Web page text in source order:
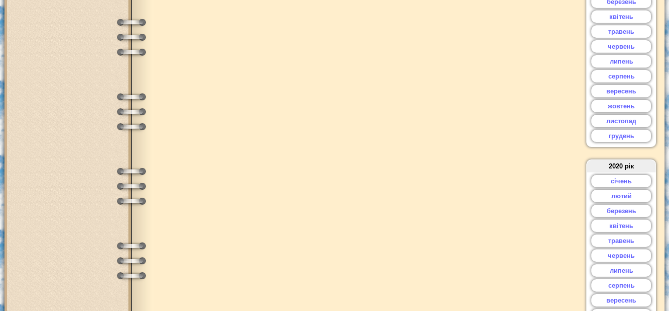
березень
квітень
травень
червень
липень
серпень
вересень
жовтень
листопад
грудень
2020 рік
січень
лютий
березень
квітень
травень
червень
липень
серпень
вересень